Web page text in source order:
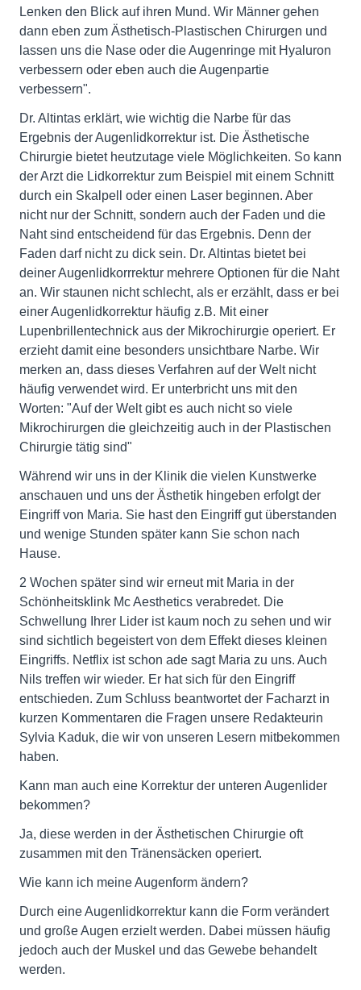
Lenken den Blick auf ihren Mund. Wir Männer gehen
dann eben zum Ästhetisch-Plastischen Chirurgen und
lassen uns die Nase oder die Augenringe mit Hyaluron
verbessern oder eben auch die Augenpartie
verbessern".
Dr. Altintas erklärt, wie wichtig die Narbe für das
Ergebnis der Augenlidkorrektur ist. Die Ästhetische
Chirurgie bietet heutzutage viele Möglichkeiten. So kann
der Arzt die Lidkorrektur zum Beispiel mit einem Schnitt
durch ein Skalpell oder einen Laser beginnen. Aber
nicht nur der Schnitt, sondern auch der Faden und die
Naht sind entscheidend für das Ergebnis. Denn der
Faden darf nicht zu dick sein. Dr. Altintas bietet bei
deiner Augenlidkorrrektur mehrere Optionen für die Naht
an. Wir staunen nicht schlecht, als er erzählt, dass er bei
einer Augenlidkorrektur häufig z.B. Mit einer
Lupenbrillentechnick aus der Mikrochirurgie operiert. Er
erzieht damit eine besonders unsichtbare Narbe. Wir
merken an, dass dieses Verfahren auf der Welt nicht
häufig verwendet wird. Er unterbricht uns mit den
Worten: "Auf der Welt gibt es auch nicht so viele
Mikrochirurgen die gleichzeitig auch in der Plastischen
Chirurgie tätig sind"
Während wir uns in der Klinik die vielen Kunstwerke
anschauen und uns der Ästhetik hingeben erfolgt der
Eingriff von Maria. Sie hast den Eingriff gut überstanden
und wenige Stunden später kann Sie schon nach
Hause.
2 Wochen später sind wir erneut mit Maria in der
Schönheitsklink Mc Aesthetics verabredet. Die
Schwellung Ihrer Lider ist kaum noch zu sehen und wir
sind sichtlich begeistert von dem Effekt dieses kleinen
Eingriffs. Netflix ist schon ade sagt Maria zu uns. Auch
Nils treffen wir wieder. Er hat sich für den Eingriff
entschieden. Zum Schluss beantwortet der Facharzt in
kurzen Kommentaren die Fragen unsere Redakteurin
Sylvia Kaduk, die wir von unseren Lesern mitbekommen
haben.
Kann man auch eine Korrektur der unteren Augenlider
bekommen?
Ja, diese werden in der Ästhetischen Chirurgie oft
zusammen mit den Tränensäcken operiert.
Wie kann ich meine Augenform ändern?
Durch eine Augenlidkorrektur kann die Form verändert
und große Augen erzielt werden. Dabei müssen häufig
jedoch auch der Muskel und das Gewebe behandelt
werden.